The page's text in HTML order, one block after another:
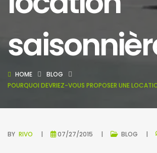
HOME
BLOG
POURQUOI DEVRIEZ-VOUS PROPOSER UNE
BY RIVO 07/27/2015 BLOG